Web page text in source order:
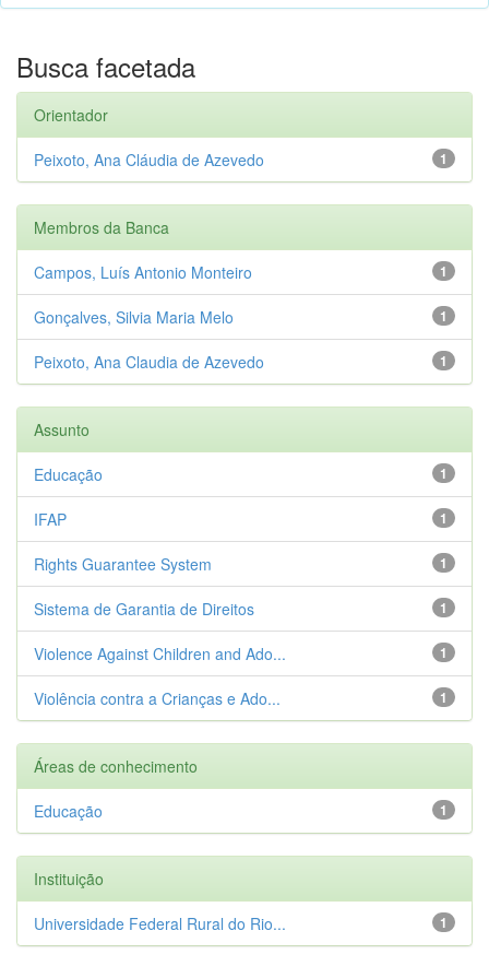
Busca facetada
Orientador
1
Peixoto, Ana Cláudia de Azevedo
Membros da Banca
1
Campos, Luís Antonio Monteiro
1
Gonçalves, Silvia Maria Melo
1
Peixoto, Ana Claudia de Azevedo
Assunto
1
Educação
1
IFAP
1
Rights Guarantee System
1
Sistema de Garantia de Direitos
1
Violence Against Children and Ado...
1
Violência contra a Crianças e Ado...
Áreas de conhecimento
1
Educação
Instituição
1
Universidade Federal Rural do Rio...